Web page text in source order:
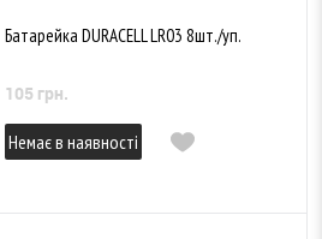
Батарейка DURACELL LR03 8шт./уп.
105 грн.
Немає в наявності